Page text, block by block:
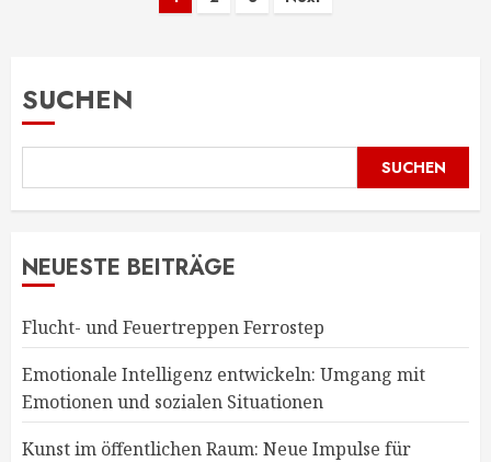
SUCHEN
SUCHEN
NEUESTE BEITRÄGE
Flucht- und Feuertreppen Ferrostep
Emotionale Intelligenz entwickeln: Umgang mit
Emotionen und sozialen Situationen
Kunst im öffentlichen Raum: Neue Impulse für